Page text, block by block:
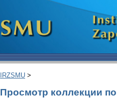
IRZSMU >
Просмотр коллекции